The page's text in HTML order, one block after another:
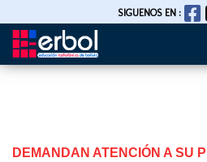
Pasar
SIGUENOS EN :
DEMANDAN ATENCIÓN A SU